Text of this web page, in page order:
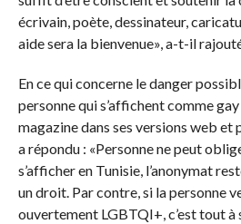
écrivain, poète, dessinateur,
aide sera la bienvenue», a-t-il
En ce qui concerne le danger
personne qui s’affichent comme
magazine dans ses versions web
a répondu : «Personne ne peut
s’afficher en Tunisie, l’anonymat
un droit. Par contre, si la personne
ouvertement LGBTQI+, c’est tout à